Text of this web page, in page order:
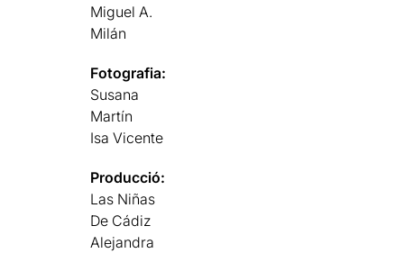
Miguel A.
Milán
Fotografia:
Susana
Martín
Isa Vicente
Producció:
Las Niñas
De Cádiz
Alejandra